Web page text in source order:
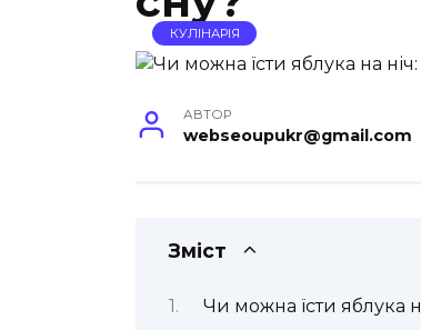
КУЛІНАРІЯ
АВТОР
webseoupukr@gmail.com
Зміст
Чи можна їсти яблука